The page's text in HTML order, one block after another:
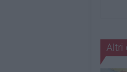
Altri